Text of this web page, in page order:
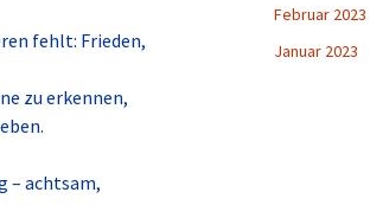
fehlt: Frieden,
zu erkennen,
– achtsam,
Februar 2023
Januar 2023